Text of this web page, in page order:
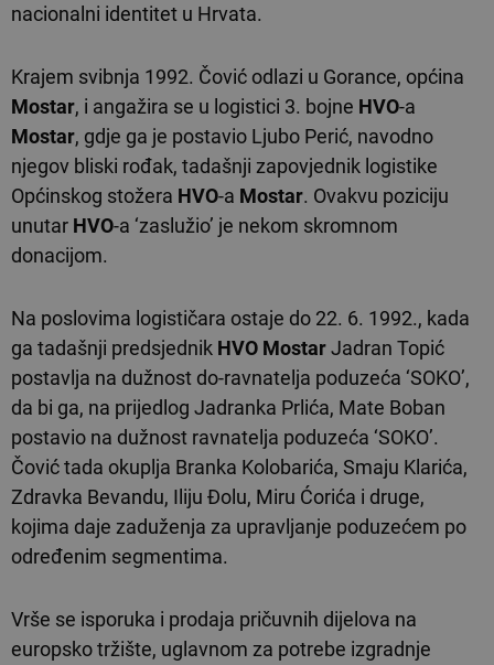
nacionalni identitet u Hrvata.
Krajem svibnja 1992. Čović odlazi u Gorance, općina
Mostar, i angažira se u logistici 3. bojne HVO-a
Mostar, gdje ga je postavio Ljubo Perić, navodno
njegov bliski rođak, tadašnji zapovjednik logistike
Općinskog stožera HVO-a Mostar. Ovakvu poziciju
unutar HVO-a ‘zaslužio’ je nekom skromnom
donacijom.
Na poslovima logističara ostaje do 22. 6. 1992., kada
ga tadašnji predsjednik HVO MostarJadran Topić
postavlja na dužnost do-ravnatelja poduzeća ‘SOKO’,
da bi ga, na prijedlog Jadranka Prlića, Mate Boban
postavio na dužnost ravnatelja poduzeća ‘SOKO’.
Čović tada okuplja Branka Kolobarića, Smaju Klarića,
Zdravka Bevandu, Iliju Đolu, Miru Ćorića i druge,
kojima daje zaduženja za upravljanje poduzećem po
određenim segmentima.
Vrše se isporuka i prodaja pričuvnih dijelova na
europsko tržište, uglavnom za potrebe izgradnje